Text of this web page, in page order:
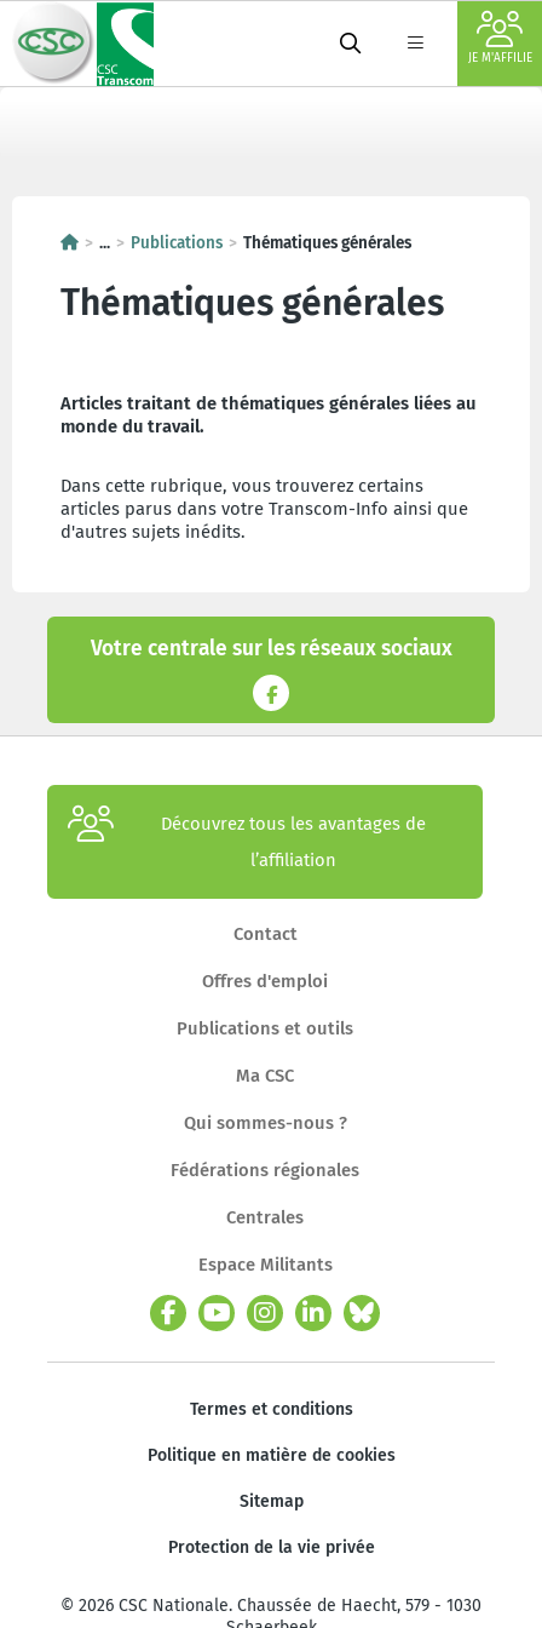
JE M'AFFILIE
Votre centrale sur les réseaux sociaux
... Publications Thématiques générales
Thématiques générales
Articles traitant de thématiques générales liées au
monde du travail.
Dans cette rubrique, vous trouverez certains
articles parus dans votre Transcom-Info ainsi que
d'autres sujets inédits.
Découvrez tous les avantages de
l’affiliation
Contact
Offres d'emploi
Publications et outils
Ma CSC
Qui sommes-nous ?
Fédérations régionales
Centrales
Espace Militants
Termes et conditions
Politique en matière de cookies
Sitemap
Protection de la vie privée
© 2026 CSC Nationale. Chaussée de Haecht, 579 - 1030